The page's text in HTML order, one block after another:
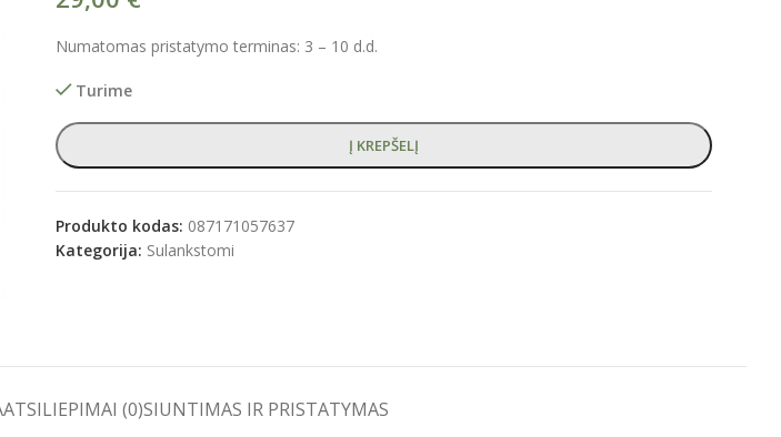
Numatomas pristatymo terminas: 3 – 10 d.d.
Turime
Į KREPŠELĮ
Produkto kodas: 087171057637
Kategorija: Sulankstomi
ATSILIEPIMAI (0)SIUNTIMAS IR PRISTATYMAS